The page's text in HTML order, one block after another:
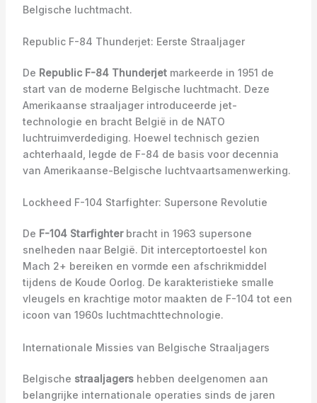
Belgische luchtmacht.
Republic F-84 Thunderjet: Eerste Straaljager
De Republic F-84 Thunderjetmarkeerde in 1951 de
start van de moderne Belgische luchtmacht. Deze
Amerikaanse straaljager introduceerde jet-
technologie en bracht België in de NATO
luchtruimverdediging. Hoewel technisch gezien
achterhaald, legde de F-84 de basis voor decennia
van Amerikaanse-Belgische luchtvaartsamenwerking.
Lockheed F-104 Starfighter: Supersone Revolutie
De F-104 Starfighterbracht in 1963 supersone
snelheden naar België. Dit interceptortoestel kon
Mach 2+ bereiken en vormde een afschrikmiddel
tijdens de Koude Oorlog. De karakteristieke smalle
vleugels en krachtige motor maakten de F-104 tot een
icoon van 1960s luchtmachttechnologie.
Internationale Missies van Belgische Straaljagers
Belgische straaljagershebben deelgenomen aan
belangrijke internationale operaties sinds de jaren